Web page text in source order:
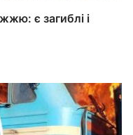
є загиблі і